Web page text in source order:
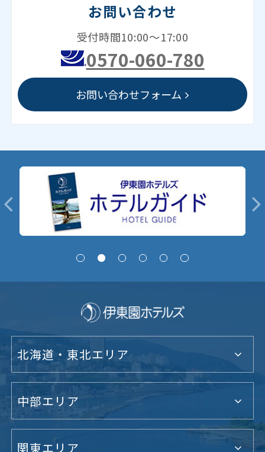
お問い合わせ
受付時間10:00～17:00
0570-060-780
お問い合わせフォーム
北海道・東北エリア
中部エリア
関東エリア